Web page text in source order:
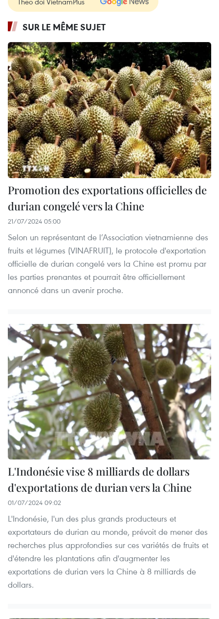
SUR LE MÊME SUJET
Promotion des exportations officielles de
durian congelé vers la Chine
21/07/2024 05:00
Selon un représentant de l’Association vietnamienne des
fruits et légumes (VINAFRUIT), le protocole d'exportation
officielle de durian congelé vers la Chine est promu par
les parties prenantes et pourrait être officiellement
annoncé dans un avenir proche.
L'Indonésie vise 8 milliards de dollars
d'exportations de durian vers la Chine
01/07/2024 09:02
L'Indonésie, l'un des plus grands producteurs et
exportateurs de durian au monde, prévoit de mener des
recherches plus approfondies sur ces variétés de fruits et
d'étendre les plantations afin d'augmenter les
exportations de durian vers la Chine à 8 milliards de
dollars.